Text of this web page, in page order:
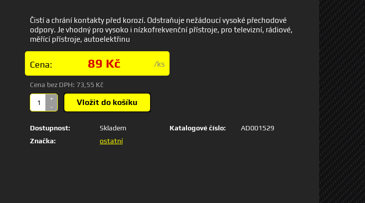
Čistí a chrání kontakty před korozí. Odstraňuje nežádoucí vysoké přechodové
odpory. Je vhodný pro vysoko i nízkofrekvenční přístroje, pro televizní, rádiové,
měřící přístroje, autoelektřinu
Cena: 89 Kč /ks
Cena bez DPH: 73,55 Kč
+
-
Vložit do košíku
Dostupnost:
Skladem
Značka:
ostatní
Katalogové číslo: AD001529